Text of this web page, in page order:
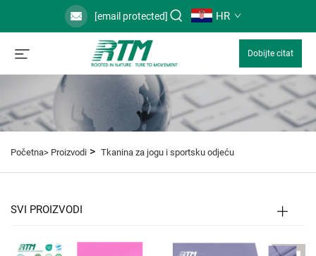
[email protected] HR
Dobijte citat
Početna> Proizvodi > Tkanina za jogu i sportsku odjeću
SVI PROIZVODI